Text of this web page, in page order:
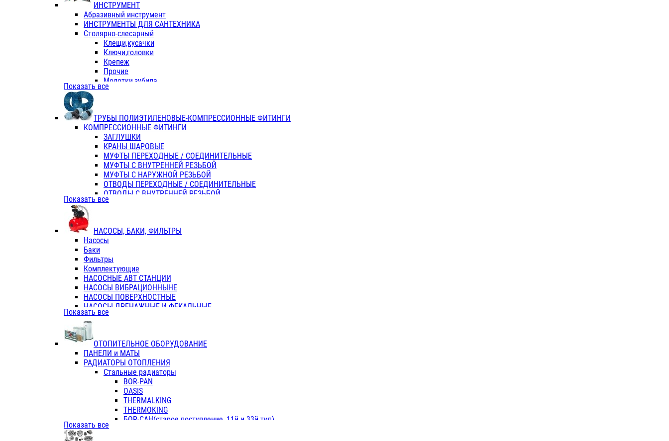
ИНСТРУМЕНТ
Абразивный инструмент
ИНСТРУМЕНТЫ ДЛЯ САНТЕХНИКА
Столярно-слесарный
Клещи,кусачки
Ключи,головки
Крепеж
Прочие
Молотки,зубила
Пассатижи,тонкогубцы,утконосы
Отвертки
Хоз. инвентарь
ЭЛ. ИНСТРУМЕНТ OASIS
Показать все
ТРУБЫ ПОЛИЭТИЛЕНОВЫЕ-КОМПРЕССИОННЫЕ ФИТИНГИ
КОМПРЕССИОННЫЕ ФИТИНГИ
ЗАГЛУШКИ
КРАНЫ ШАРОВЫЕ
МУФТЫ ПЕРЕХОДНЫЕ / СОЕДИНИТЕЛЬНЫЕ
МУФТЫ С ВНУТРЕННЕЙ РЕЗЬБОЙ
МУФТЫ С НАРУЖНОЙ РЕЗЬБОЙ
ОТВОДЫ ПЕРЕХОДНЫЕ / СОЕДИНИТЕЛЬНЫЕ
ОТВОДЫ С ВНУТРЕННЕЙ РЕЗЬБОЙ
ОТВОДЫ С НАРУЖНОЙ РЕЗЬБОЙ
ТРОЙНИКИ ПЕРЕХОДНЫЕ / СОЕДИНИТЕЛЬНЫЕ
ТРОЙНИКИ С ВНУТРЕННЕЙ РЕЗЬБОЙ
КОЛЬЦА РЕЗИНОВЫЕ
ТРУБЫ НАПОРНЫЕ
ТРУБЫ ГОФРИРОВАННЫЕ ДВУХСЛ.
ТРУБЫ ПОЛИЭТИЛЕНОВЫЕ
Показать все
НАСОСЫ, БАКИ, ФИЛЬТРЫ
Насосы
Баки
Фильтры
Комплектующие
НАСОСНЫЕ АВТ СТАНЦИИ
НАСОСЫ ВИБРАЦИОННЫНЕ
НАСОСЫ ПОВЕРХНОСТНЫЕ
НАСОСЫ ДРЕНАЖНЫЕ И ФЕКАЛЬНЫЕ
НАСОСЫ ПОВЫСИТ и ЦИРКУЛЯЦИОННЫЕ
НАСОСЫ СКВАЖИННЫЕ
Показать все
ОТОПИТЕЛЬНОЕ ОБОРУДОВАНИЕ
ПАНЕЛИ и МАТЫ
РАДИАТОРЫ ОТОПЛЕНИЯ
Стальные радиаторы
BOR-PAN
OASIS
THERMALKING
THERMOKING
БОР-САН(старое поступление, 11й и 33й тип)
Показать все